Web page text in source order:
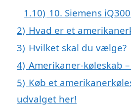
1.10) 10. Siemens
2) Hvad er et
3) Hvilket skal du vælge?
4) Amerikaner-køleskab
5) Køb et
udvalget her!